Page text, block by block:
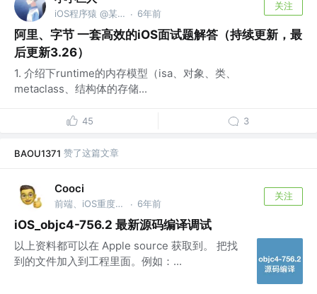
iOS程序猿 @某某厂 · 6年前
关注
阿里、字节 一套高效的iOS面试题解答（持续更新，最
后更新3.26）
1. 介绍下runtime的内存模型（isa、对象、类、
metaclass、结构体的存储...
45 3
BAOU1371 赞了这篇文章
Cooci
前端、iOS重度爱好者、专治跳槽加薪 @LG · 6年前
关注
iOS_objc4-756.2 最新源码编译调试
以上资料都可以在 Apple source 获取到。 把找
到的文件加入到工程里面。例如：...